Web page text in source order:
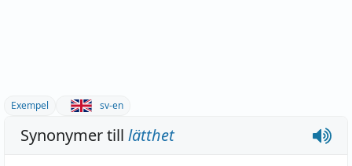
Exempel sv-en
Synonymer till lätthet